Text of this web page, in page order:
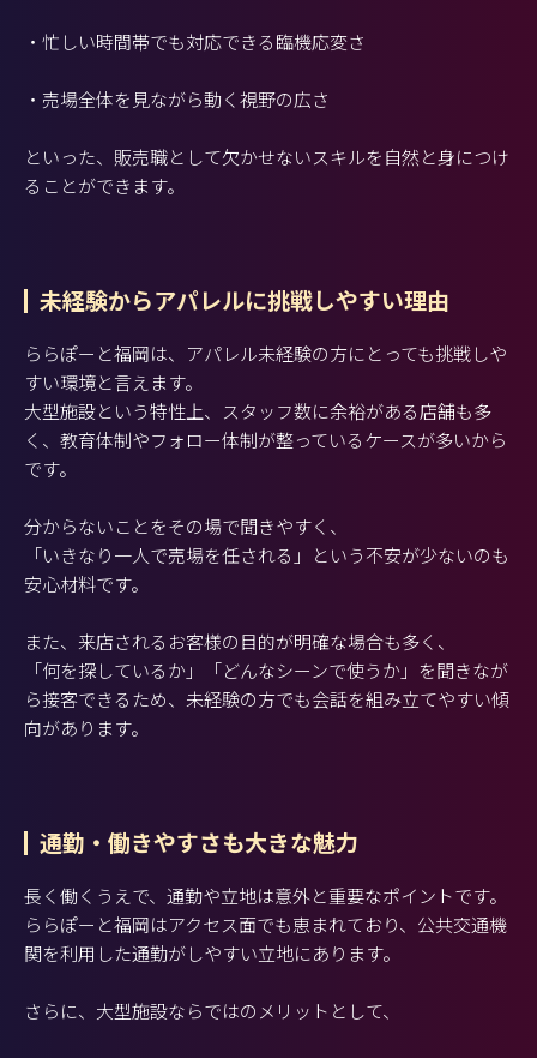
・忙しい時間帯でも対応できる臨機応変さ
・売場全体を見ながら動く視野の広さ
といった、販売職として欠かせないスキルを自然と身につけ
ることができます。
未経験からアパレルに挑戦しやすい理由
ららぽーと福岡は、アパレル未経験の方にとっても挑戦しや
すい環境と言えます。
大型施設という特性上、スタッフ数に余裕がある店舗も多
く、教育体制やフォロー体制が整っているケースが多いから
です。
分からないことをその場で聞きやすく、
「いきなり一人で売場を任される」という不安が少ないのも
安心材料です。
また、来店されるお客様の目的が明確な場合も多く、
「何を探しているか」「どんなシーンで使うか」を聞きなが
ら接客できるため、未経験の方でも会話を組み立てやすい傾
向があります。
通勤・働きやすさも大きな魅力
長く働くうえで、通勤や立地は意外と重要なポイントです。
ららぽーと福岡はアクセス面でも恵まれており、公共交通機
関を利用した通勤がしやすい立地にあります。
さらに、大型施設ならではのメリットとして、